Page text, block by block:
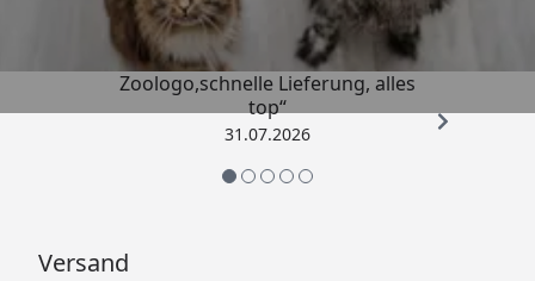
„Gute Erfahrung mit
Zoologo,schnelle Lieferung, alles
top“
31.07.2026
Versand